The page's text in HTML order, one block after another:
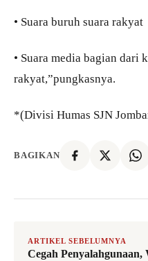
• Suara buruh suara rakyat
• Suara media bagian dari
rakyat,”pungkasnya.
*(Divisi Humas SJN
BAGIKAN
ARTIKEL SEBELUMNYA
Cegah Penyalahgunaan,